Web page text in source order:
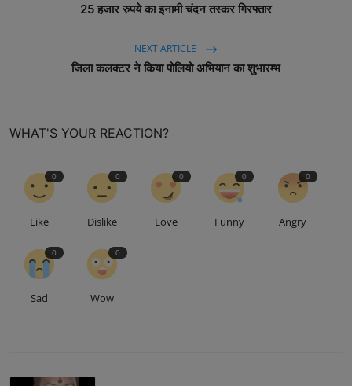
25 हजार रुपये का इनामी चंदन तस्कर गिरफ्तार
NEXT ARTICLE
जिला कलक्टर ने किया पोलियो अभियान का शुभारम्भ
WHAT'S YOUR REACTION?
0
Like
0
Dislike
0
Love
0
Funny
0
Angry
0
Sad
0
Wow